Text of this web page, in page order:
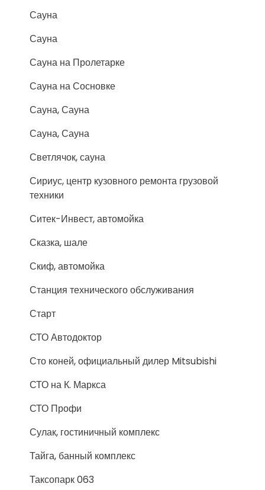
Сауна
Сауна
Сауна на Пролетарке
Сауна на Сосновке
Сауна, Сауна
Сауна, Сауна
Светлячок, сауна
Сириус, центр кузовного ремонта грузовой
техники
Ситек-Инвест, автомойка
Сказка, шале
Скиф, автомойка
Станция технического обслуживания
Старт
СТО Автодоктор
Сто коней, официальный дилер Mitsubishi
СТО на К. Маркса
СТО Профи
Сулак, гостиничный комплекс
Тайга, банный комплекс
Таксопарк 063